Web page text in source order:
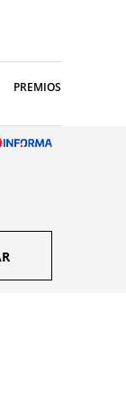
PREMIOS